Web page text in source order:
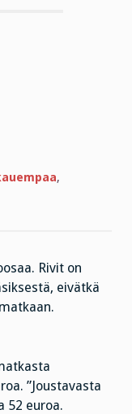
,
Rivit on
eivätkä
”Joustavasta
52 euroa.